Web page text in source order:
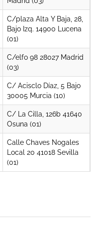
C/plaza Alta Y Baja, 28,
Bajo Izq. 14900 Lucena
(01)
C/elfo 98 28027 Madrid
(03)
C/ Acisclo Díaz, 5 Bajo
30005 Murcia (10)
C/ La Cilla, 126b 41640
Osuna (01)
Calle Chaves Nogales
Local 20 41018 Sevilla
(01)